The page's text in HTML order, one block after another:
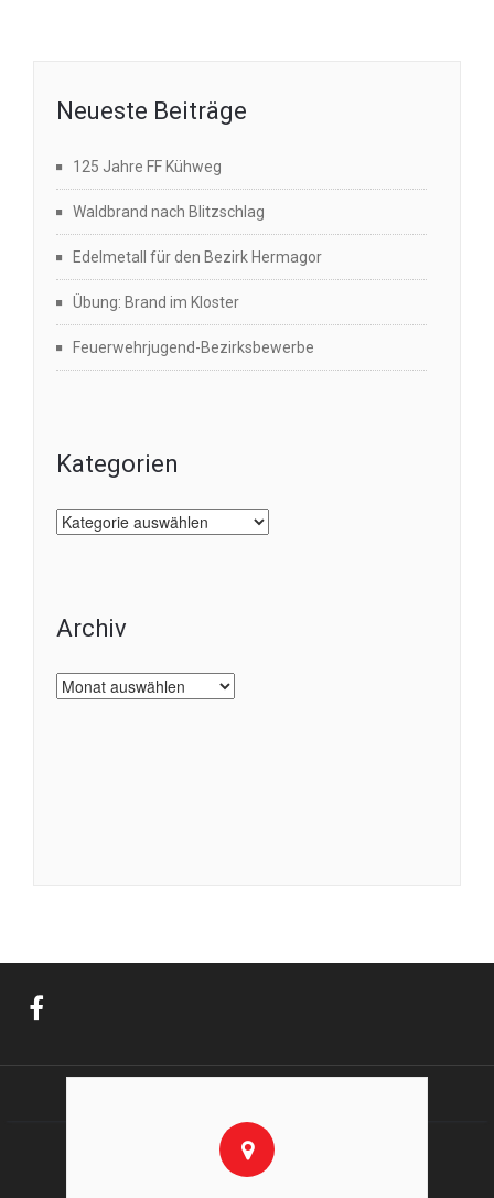
Neueste Beiträge
125 Jahre FF Kühweg
Waldbrand nach Blitzschlag
Edelmetall für den Bezirk Hermagor
Übung: Brand im Kloster
Feuerwehrjugend-Bezirksbewerbe
Kategorien
Kategorien
Archiv
Archiv